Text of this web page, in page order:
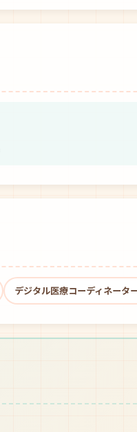
デジタル医療コーディネータ